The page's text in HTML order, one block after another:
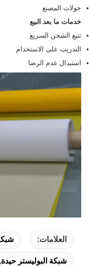
جولات المصنع
خدمات ما بعد البيع
تتبع الشحن السريع
التدريب على الاستخدام
استبدال عدم الرضا
العلامات:
شبكة البوليستر